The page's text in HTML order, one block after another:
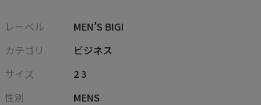
レーベル
MEN’S BIGI
カテゴリ
ビジネス
サイズ
2 3
性別
MENS